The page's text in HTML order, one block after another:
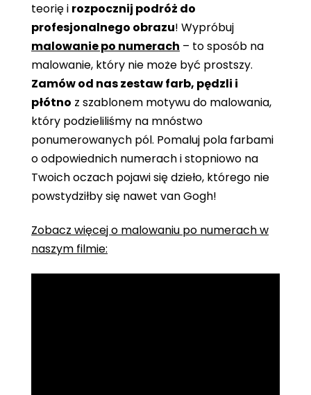
teorię i rozpocznij podróż do
profesjonalnego obrazu! Wypróbuj
malowanie po numerach – to sposób na
malowanie, który nie może być prostszy.
Zamów od nas zestaw farb, pędzli i
płótno z szablonem motywu do malowania,
który podzieliliśmy na mnóstwo
ponumerowanych pól. Pomaluj pola farbami
o odpowiednich numerach i stopniowo na
Twoich oczach pojawi się dzieło, którego nie
powstydziłby się nawet van Gogh!
Zobacz więcej o malowaniu po numerach w
naszym filmie: